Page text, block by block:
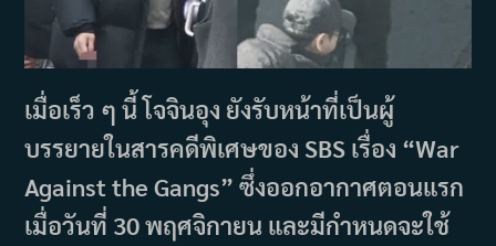
เมื่อเร็ว ๆ นี้ โจจินอุง ยังรับหน้าที่เป็นผู้
บรรยายในสารคดีพิเศษของ SBS เรื่อง “War
Against the Gangs” ซึ่งออกอากาศตอนแรก
เมื่อวันที่ 30 พฤศจิกายน และมีกำหนดจะใช้